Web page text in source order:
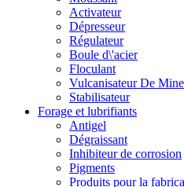
Activateur
Dépresseur
Régulateur
Boule d\'acier
Floculant
Vulcanisateur De
Stabilisateur
Forage et lubrifiants
Antigel
Dégraissant
Inhibiteur de corrosion
Pigments
Produits pour la